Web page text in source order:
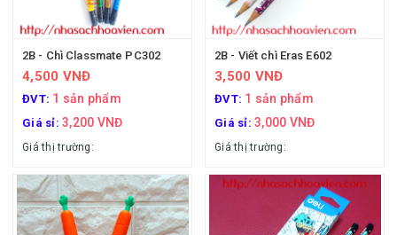
2B - Chì Classmate PC302
4,500 VNĐ
ĐVT: 1 sản phẩm
Giá sỉ: 3,200 VNĐ
Giá thị trường:
2B - Viết chì Eras E602
3,500 VNĐ
ĐVT: 1 sản phẩm
Giá sỉ: 3,000 VNĐ
Giá thị trường: